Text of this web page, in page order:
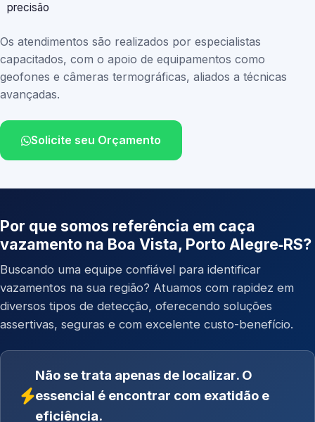
precisão
Os atendimentos são realizados por especialistas
capacitados, com o apoio de equipamentos como
geofones e câmeras termográficas, aliados a técnicas
avançadas.
Solicite seu Orçamento
Por que somos referência em caça
vazamento na Boa Vista, Porto Alegre‑RS?
Buscando uma equipe confiável para identificar
vazamentos na sua região? Atuamos com rapidez em
diversos tipos de detecção, oferecendo soluções
assertivas, seguras e com excelente custo-benefício.
Não se trata apenas de localizar. O
essencial é encontrar com exatidão e
eficiência.